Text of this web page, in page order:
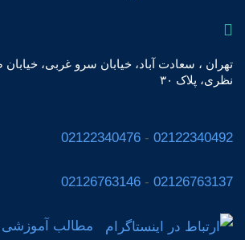
تهران ، سعادت آباد، خیابان سرو غربی،
نظری، پلاک ٣٠
02122340492
-
02122340476
02126763137
-
02126763146
مطالب آموزشی